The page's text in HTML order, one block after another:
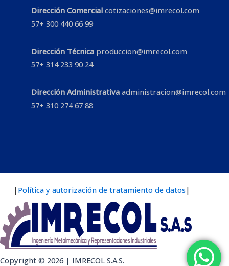
Dirección Comercial cotizaciones@imrecol.com
57+ 300 440 66 99
Dirección Técnica produccion@imrecol.com
57+ 314 233 90 24
Dirección Administrativa administracion@imrecol.com
57+ 310 274 67 88
| Política y autorización de tratamiento de datos|
Copyright © 2026 | IMRECOL S.A.S.